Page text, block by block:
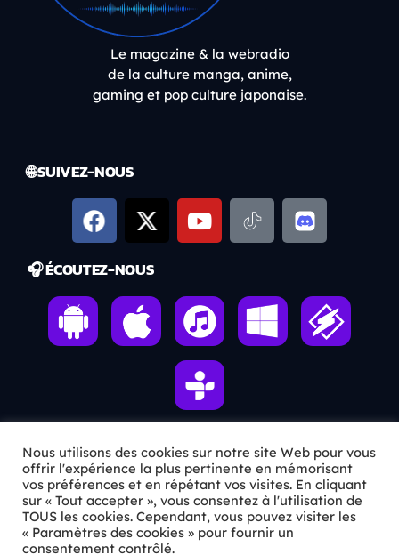
Le magazine & la webradio
de la culture manga, anime,
gaming et pop culture japonaise.
🌐 SUIVEZ-NOUS
🎧 ÉCOUTEZ-NOUS
ℹ️ INFOS PRATIQUES
✉️Contact
🦊Qui sommes-nous ?
Nous utilisons des cookies sur notre site Web pour vous
offrir l'expérience la plus pertinente en mémorisant
vos préférences et en répétant vos visites. En cliquant
sur « Tout accepter », vous consentez à l'utilisation de
TOUS les cookies. Cependant, vous pouvez visiter les
« Paramètres des cookies » pour fournir un
consentement contrôlé.